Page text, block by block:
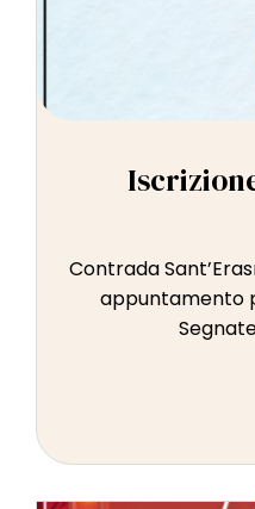
Contrada
appuntamento